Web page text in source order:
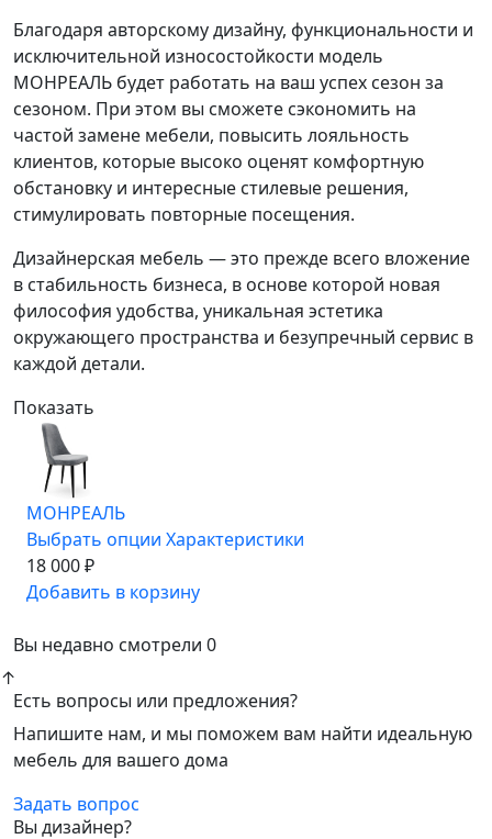
Благодаря авторскому дизайну, функциональности и
исключительной износостойкости модель
МОНРЕАЛЬ будет работать на ваш успех сезон за
сезоном. При этом вы сможете сэкономить на
частой замене мебели, повысить лояльность
клиентов, которые высоко оценят комфортную
обстановку и интересные стилевые решения,
стимулировать повторные посещения.
Дизайнерская мебель — это прежде всего вложение
в стабильность бизнеса, в основе которой новая
философия удобства, уникальная эстетика
окружающего пространства и безупречный сервис в
каждой детали.
Показать
МОНРЕАЛЬ
Выбрать опции Характеристики
18 000 ₽
Добавить в корзину
Вы недавно смотрели 0
↑
Есть вопросы или предложения?
Напишите нам, и мы поможем вам найти идеальную
мебель для вашего дома
Задать вопрос
Вы дизайнер?